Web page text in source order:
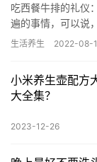
吃西餐牛排的礼仪
遍的事情，可以说
之一。西餐中的牛
生活养生 2022-08-
小米养生壶配方
大全集？
2023-12-26